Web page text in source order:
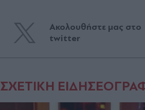
Ακολουθήστε μας στο
twitter
ΣΧΕΤΙΚΗ